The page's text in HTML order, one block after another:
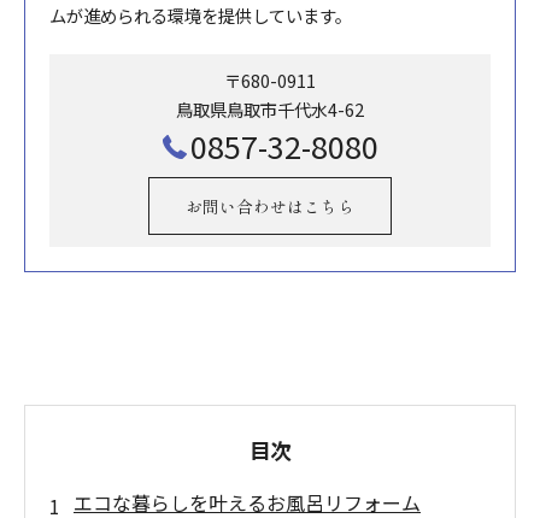
ムが進められる環境を提供しています。
〒680-0911
鳥取県鳥取市千代水4-62
0857-32-8080
お問い合わせはこちら
目次
エコな暮らしを叶えるお風呂リフォーム